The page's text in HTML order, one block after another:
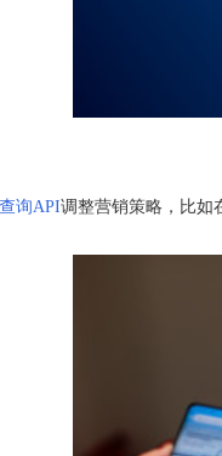
询API调整营销策略，比如